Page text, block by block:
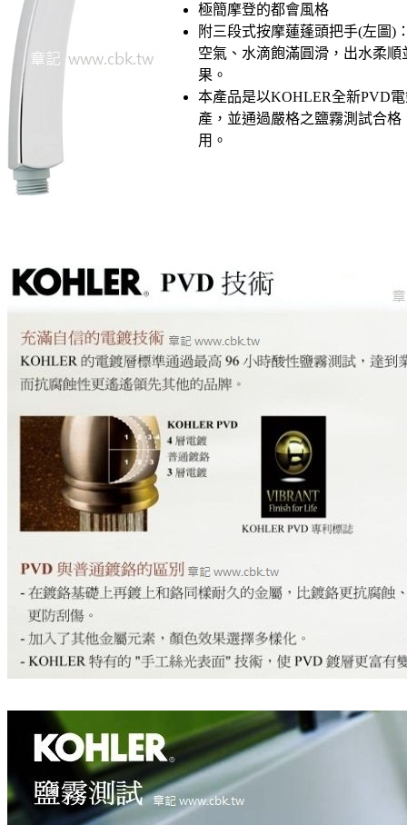
極簡摩登的都會風格
附三段式按摩蓮蓬頭把手(左圖)
空氣、水滴飽滿圓滑，出水柔順
果。
本產品是以KOHLER全新PVD
產，並通過嚴格之鹽霧測試合格
用。